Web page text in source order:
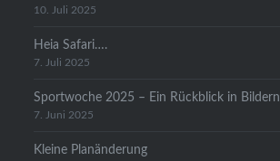
10. Juli 2025
Heia Safari….
7. Juli 2025
Sportwoche 2025 – Ein Rückblick in Bildern
7. Juni 2025
Kleine Planänderung